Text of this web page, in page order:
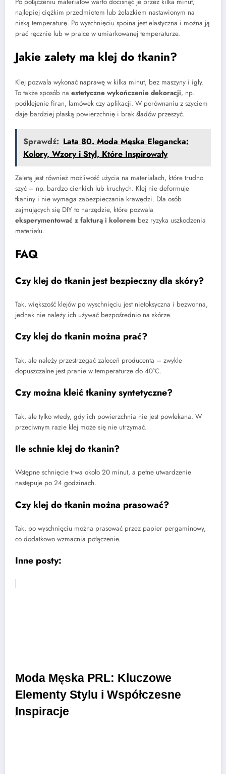
najlepiej ciężkim przedmiotem lub żelazkiem nastawionym na
niską temperaturę. Po wyschnięciu spoina jest elastyczna i można ją
prać ręcznie lub w pralce w umiarkowanej temperaturze.
Jakie zalety ma klej do tkanin?
Klej pozwala wykonać naprawę w kilka minut, bez maszyny i igły.
To także sposób na estetyczne wykończenie dekoracji, np.
podklejenie firan, lamówek czy aplikacji. W porównaniu z szyciem
daje bardziej płaską powierzchnię i brak śladów przeszyć.
Sprawdź: Lata 80. Moda Męska Elegancka:
Kolory, Wzory i Styl, Które Inspirowały
Zaletą jest również możliwość użycia na materiałach, które trudno
szyć – np. bardzo cienkich lub kruchych. Klej nie deformuje
tkaniny i nie wymaga zabezpieczania krawędzi. Dla osób
zajmujących się DIY to narzędzie, które pozwala
eksperymentować z fakturą i kolorem bez ryzyka uszkodzenia
materiału.
FAQ
Czy klej do tkanin jest bezpieczny dla skóry?
Tak, większość klejów po wyschnięciu jest nietoksyczna i bezwonna,
jednak nie należy ich używać bezpośrednio na skórze.
Czy klej do tkanin można prać?
Tak, ale należy przestrzegać zaleceń producenta – zwykle
dopuszczalne jest pranie w temperaturze do 40°C.
Czy można kleić tkaniny syntetyczne?
Tak, ale tylko wtedy, gdy ich powierzchnia nie jest powlekana. W
przeciwnym razie klej może się nie utrzymać.
Ile schnie klej do tkanin?
Wstępne schnięcie trwa około 20 minut, a pełne utwardzenie
następuje po 24 godzinach.
Czy klej do tkanin można prasować?
Tak, po wyschnięciu można prasować przez papier pergaminowy,
co dodatkowo wzmacnia połączenie.
Inne posty:
Moda Męska PRL: Kluczowe
Elementy Stylu i Współczesne
Inspiracje